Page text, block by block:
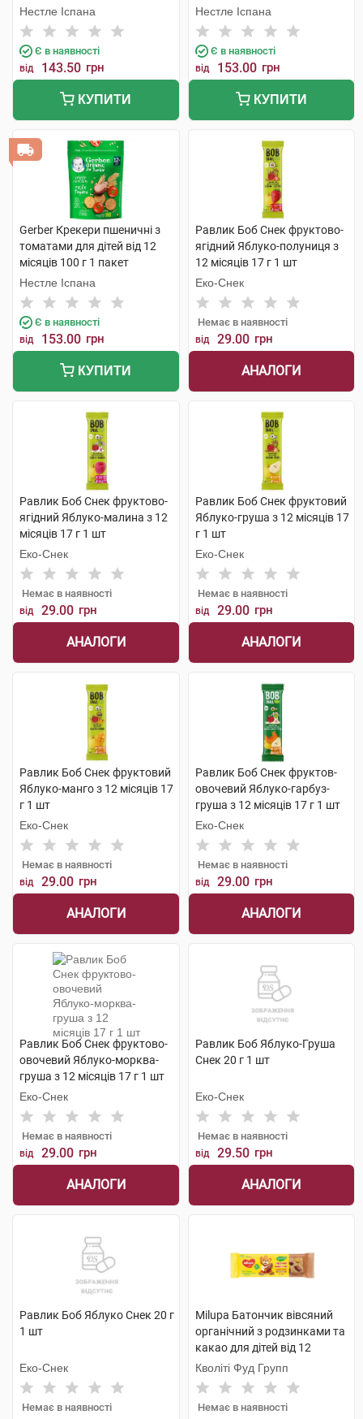
35 г 1 банка
Нестле Іспана
Є в наявності
від 143.50 грн
КУПИТИ
Нестле Іспана
Є в наявності
від 153.00 грн
КУПИТИ
Gerber Крекери пшеничні з
томатами для дітей від 12
місяців 100 г 1 пакет
Нестле Іспана
Є в наявності
від 153.00 грн
КУПИТИ
Равлик Боб Снек фруктово-
ягідний Яблуко-полуниця з
12 місяців 17 г 1 шт
Еко-Снек
Немає в наявності
від 29.00 грн
АНАЛОГИ
Равлик Боб Снек фруктово-
ягідний Яблуко-малина з 12
місяців 17 г 1 шт
Еко-Снек
Немає в наявності
від 29.00 грн
АНАЛОГИ
Равлик Боб Снек фруктовий
Яблуко-груша з 12 місяців 17
г 1 шт
Еко-Снек
Немає в наявності
від 29.00 грн
АНАЛОГИ
Равлик Боб Снек фруктовий
Яблуко-манго з 12 місяців 17
г 1 шт
Еко-Снек
Немає в наявності
від 29.00 грн
АНАЛОГИ
Равлик Боб Снек фруктов-
овочевий Яблуко-гарбуз-
груша з 12 місяців 17 г 1 шт
Еко-Снек
Немає в наявності
від 29.00 грн
АНАЛОГИ
Равлик Боб Снек фруктово-
овочевий Яблуко-морква-
груша з 12 місяців 17 г 1 шт
Еко-Снек
Немає в наявності
від 29.00 грн
АНАЛОГИ
Равлик Боб Яблуко-Груша
Снек 20 г 1 шт
Еко-Снек
Немає в наявності
від 29.50 грн
АНАЛОГИ
Равлик Боб Яблуко Снек 20 г
1 шт
Еко-Снек
Немає в наявності
Milupa Батончик вівсяний
органічний з родзинками та
какао для дітей від 12
місяців 20 г
Кволіті Фуд Групп
Немає в наявності